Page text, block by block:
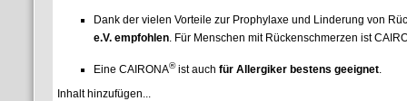
Dank der vielen Vorteile zur Prophylaxe und Linderung von
e.V. empfohlen. Für Menschen mit Rückenschmerzen ist
Eine CAIRONA®ist auch für Allergiker bestens geeignet.
Inhalt hinzufügen...